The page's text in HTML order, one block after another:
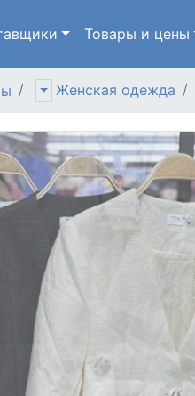
Товары и цены
Женская одежда